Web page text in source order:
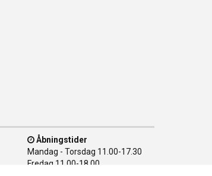
Åbningstider
Mandag - Torsdag 11.00-17.30
Fredag 11.00-18.00